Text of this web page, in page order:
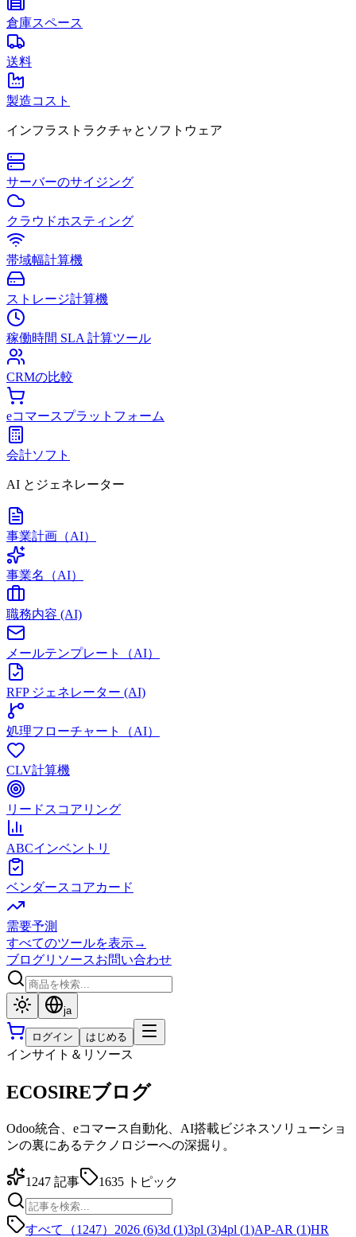
倉庫スペース
送料
製造コスト
インフラストラクチャとソフトウェア
サーバーのサイジング
クラウドホスティング
帯域幅計算機
ストレージ計算機
稼働時間 SLA 計算ツール
CRMの比較
eコマースプラットフォーム
会計ソフト
AI とジェネレーター
事業計画（AI）
事業名（AI）
職務内容 (AI)
メールテンプレート（AI）
RFP ジェネレーター (AI)
処理フローチャート（AI）
CLV計算機
リードスコアリング
ABCインベントリ
ベンダースコアカード
需要予測
すべてのツールを表示→
ブログリソースお問い合わせ
ja
ログイン はじめる
インサイト＆リソース
ECOSIREブログ
Odoo統合、eコマース自動化、AI搭載ビジネスソリューショ
ンの裏にあるテクノロジーへの深掘り。
1247 記事 1635 トピック
すべて（1247） 2026 (6)3d (1)3pl (3)4pl (1)AP-AR (1)HR